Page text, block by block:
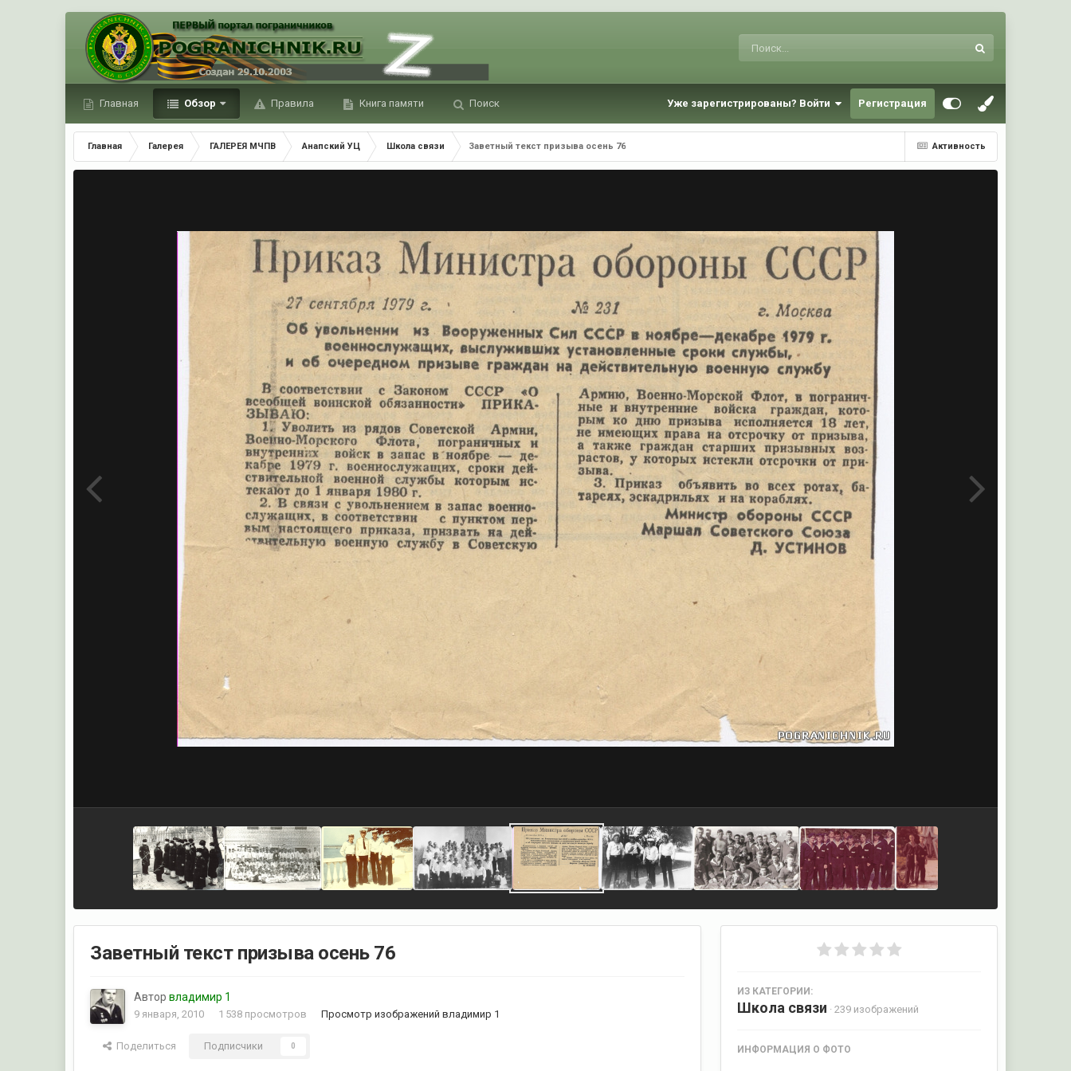
Главная Обзор Правила Книга памяти Поиск Уже зарегистрированы? Войти Регистрация
Активность
Главная Галерея ГАЛЕРЕЯ МЧПВ Анапский УЦ Школа связи Заветный текст призыва осень 76
Заветный текст призыва осень 76
Авторвладимир 1
9 января, 2010 1 538 просмотров Просмотр изображений владимир 1
Поделиться Подписчики 0
ИЗ КАТЕГОРИИ:
Школа связи · 239 изображений
ИНФОРМАЦИЯ О ФОТО